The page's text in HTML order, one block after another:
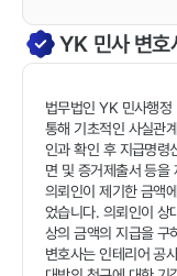
YK 민사변호
법무법인 YK 민사행
통해 기초적인 사실관
인과 확인 후 지급명령
면 및 증거제출서 등을
의뢰인이 제기한 금액
었습니다. 의뢰인이 상
상의 금액의 지급을 구
변호사는 인테리어 공